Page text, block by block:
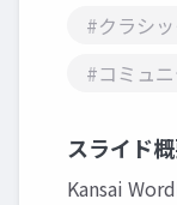
#クラシ
#コミュニ
スライド
Kansai